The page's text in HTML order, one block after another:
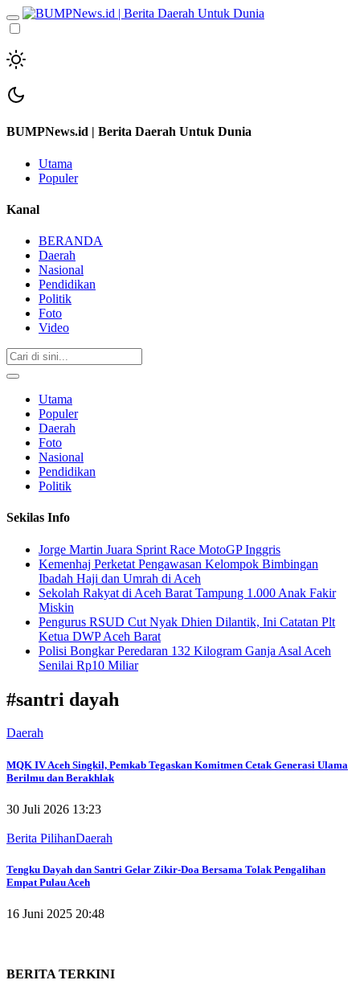
BUMPNews.id | Berita Daerah Untuk Dunia
Utama
Populer
Kanal
BERANDA
Daerah
Nasional
Pendidikan
Politik
Foto
Video
Utama
Populer
Daerah
Foto
Nasional
Pendidikan
Politik
Sekilas Info
Jorge Martin Juara Sprint Race MotoGP Inggris
Kemenhaj Perketat Pengawasan Kelompok Bimbingan
Ibadah Haji dan Umrah di Aceh
Sekolah Rakyat di Aceh Barat Tampung 1.000 Anak Fakir
Miskin
Pengurus RSUD Cut Nyak Dhien Dilantik, Ini Catatan Plt
Ketua DWP Aceh Barat
Polisi Bongkar Peredaran 132 Kilogram Ganja Asal Aceh
Senilai Rp10 Miliar
#santri dayah
Daerah
MQK IV Aceh Singkil, Pemkab Tegaskan Komitmen Cetak Generasi Ulama
Berilmu dan Berakhlak
30 Juli 2026 13:23
Berita PilihanDaerah
Tengku Dayah dan Santri Gelar Zikir-Doa Bersama Tolak Pengalihan
Empat Pulau Aceh
16 Juni 2025 20:48
BERITA TERKINI